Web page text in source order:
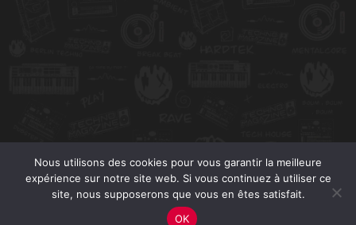
Nous utilisons des cookies pour vous garantir la meilleure
expérience sur notre site web. Si vous continuez à utiliser ce
site, nous supposerons que vous en êtes satisfait.
OK